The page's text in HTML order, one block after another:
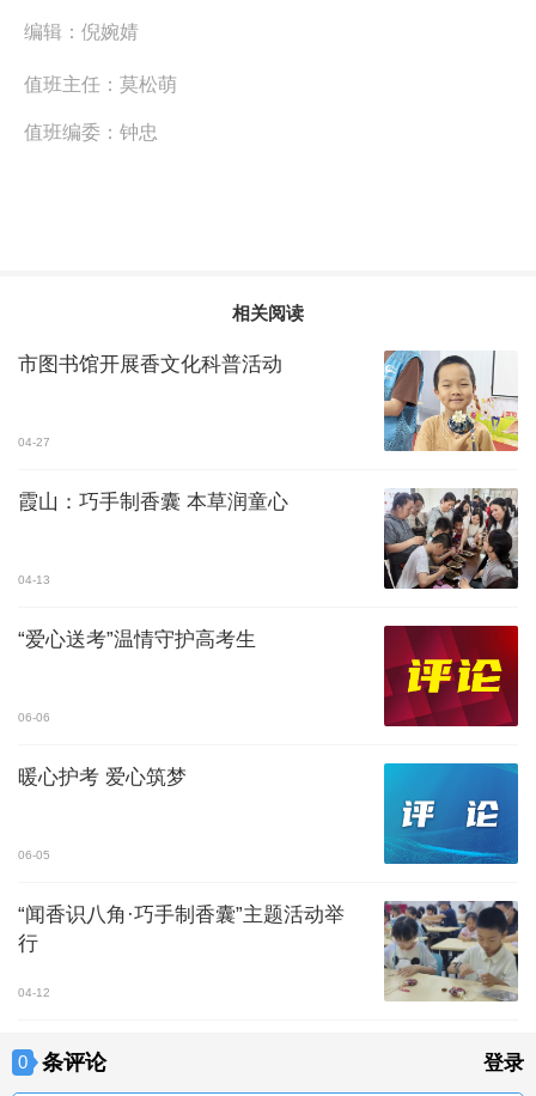
编辑： 倪婉婧
值班主任： 莫松萌
值班编委： 钟忠
相关阅读
市图书馆开展香文化科普活动
04-27
霞山：巧手制香囊 本草润童心
04-13
“爱心送考”温情守护高考生
06-06
暖心护考 爱心筑梦
06-05
“闻香识八角·巧手制香囊”主题活动举
行
04-12
0 条评论 登录